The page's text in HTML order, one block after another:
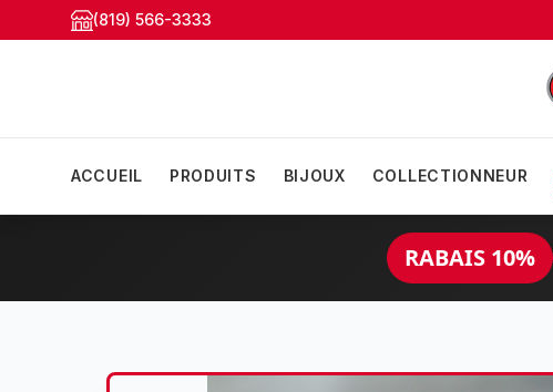
(819) 566-3333
ACCUEIL PRODUITS BIJOUX COLLECTIONNEUR
RABAIS 10%